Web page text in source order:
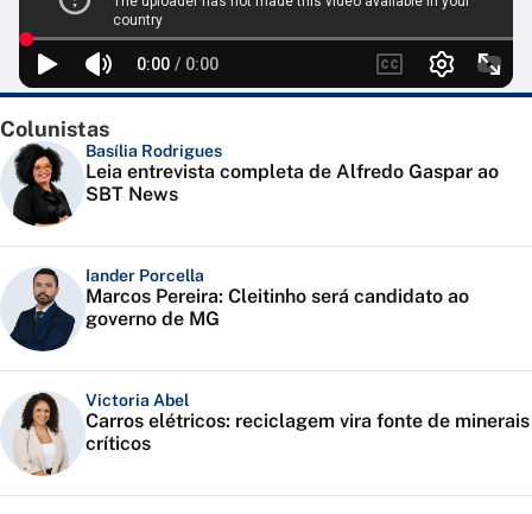
Colunistas
Basília Rodrigues
Leia entrevista completa de Alfredo Gaspar ao
SBT News
Iander Porcella
Marcos Pereira: Cleitinho será candidato ao
governo de MG
Victoria Abel
Carros elétricos: reciclagem vira fonte de minerais
críticos